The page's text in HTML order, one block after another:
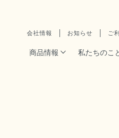
会社情報 お知らせ ご
商品情報 私たちのこ